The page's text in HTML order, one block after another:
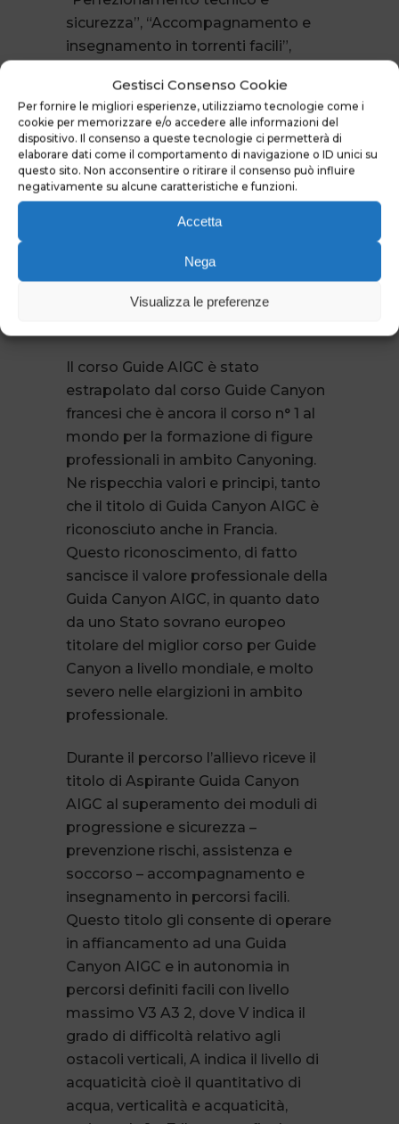
Gestisci Consenso Cookie
Per fornire le migliori esperienze, utilizziamo tecnologie come i
cookie per memorizzare e/o accedere alle informazioni del
dispositivo. Il consenso a queste tecnologie ci permetterà di
elaborare dati come il comportamento di navigazione o ID unici su
questo sito. Non acconsentire o ritirare il consenso può influire
negativamente su alcune caratteristiche e funzioni.
Accetta
Nega
Visualizza le preferenze
sicurezza”, “Accompagnamento e
insegnamento in torrenti facili”,
soccorso”, “Accompagnamento e
insegnamento in torrenti difficili” più
altri moduli relativi ad aspetti legali,
amministrativi, comunicazione, ecc..
Tutto questo con relativi esami al
periodo temporale, se si frequenta
con continuità, di 2 anni e mezzo
circa, culminanti con la
presentazione della tesi che
Il corso Guide AIGC è stato
estrapolato dal corso Guide Canyon
francesi che è ancora il corso n° 1 al
mondo per la formazione di figure
professionali in ambito Canyoning.
Ne rispecchia valori e principi, tanto
che il titolo di Guida Canyon AIGC è
riconosciuto anche in Francia.
Questo riconoscimento, di fatto
sancisce il valore professionale della
Guida Canyon AIGC, in quanto dato
da uno Stato sovrano europeo
titolare del miglior corso per Guide
Canyon a livello mondiale, e molto
severo nelle elargizioni in ambito
professionale.
Durante il percorso l’allievo riceve il
titolo di Aspirante Guida Canyon
AIGC al superamento dei moduli di
progressione e sicurezza –
prevenzione rischi, assistenza e
soccorso – accompagnamento e
insegnamento in percorsi facili.
Questo titolo gli consente di operare
in affiancamento ad una Guida
Canyon AIGC e in autonomia in
percorsi definiti facili con livello
massimo V3 A3 2, dove V indica il
grado di difficoltà relativo agli
ostacoli verticali, A indica il livello di
acquaticità cioè il quantitativo di
acqua, verticalità e acquaticità,